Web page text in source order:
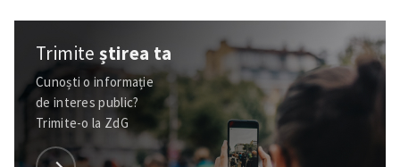
Trimiteștirea ta
Cunoști o informație
de interes public?
Trimite-o la ZdG